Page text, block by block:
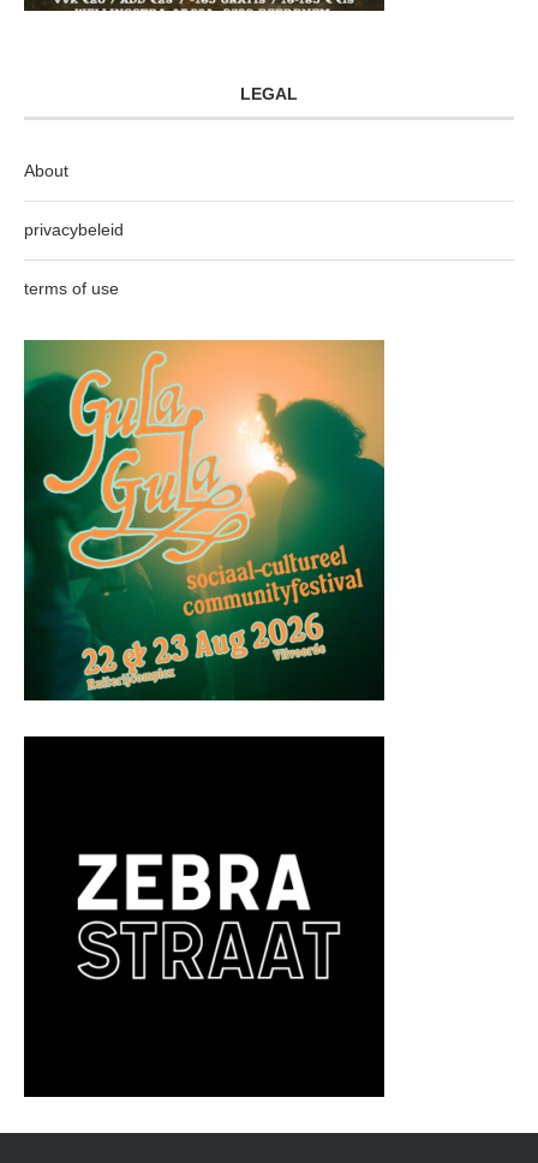
LEGAL
About
privacybeleid
terms of use